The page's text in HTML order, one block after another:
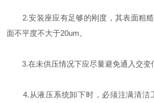
2.安装座应有足够的刚度，其表面粗糙
面不平度不大于20um。
3.在未供压情况下应尽量避免通入交变
4.从液压系统卸下时，必须注满清洁